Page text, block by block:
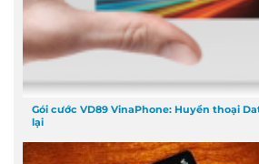
Gói cước VD89 VinaPhone: Huyền thoại
lại